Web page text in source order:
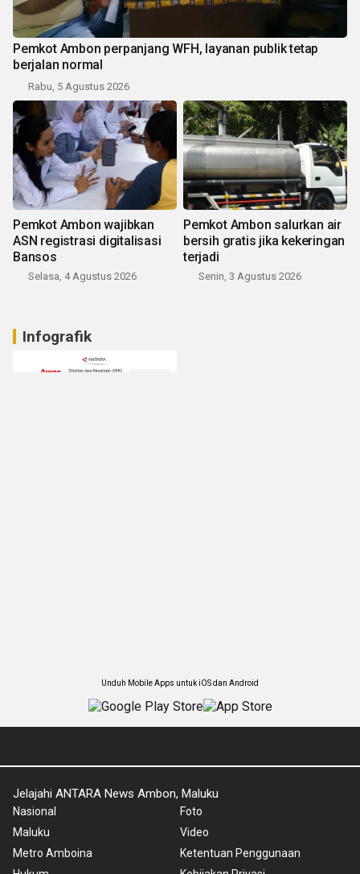
Pemkot Ambon perpanjang WFH, layanan publik tetap
berjalan normal
Rabu, 5 Agustus 2026
Pemkot Ambon wajibkan
ASN registrasi digitalisasi
Bansos
Selasa, 4 Agustus 2026
Pemkot Ambon salurkan air
bersih gratis jika kekeringan
terjadi
Senin, 3 Agustus 2026
Infografik
Unduh Mobile Apps untuk iOS dan Android
Jelajahi ANTARA News Ambon, Maluku
Nasional
Maluku
Metro Amboina
Foto
Video
Ketentuan Penggunaan